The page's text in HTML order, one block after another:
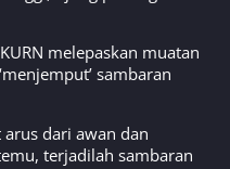
KURN melepaskan muatan
sambaran
arus dari awan dan
terjadilah sambaran